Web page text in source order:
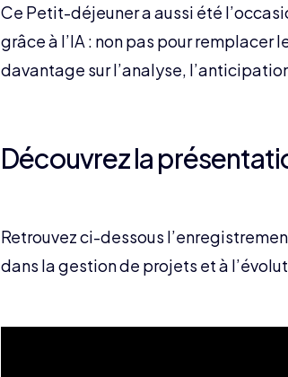
Ce Petit-déjeuner a aussi été
grâce à l’IA : non pas pour remplacer
davantage sur l’analyse,
Découvrez la
Retrouvez ci-dessous
dans la gestion de projets et à